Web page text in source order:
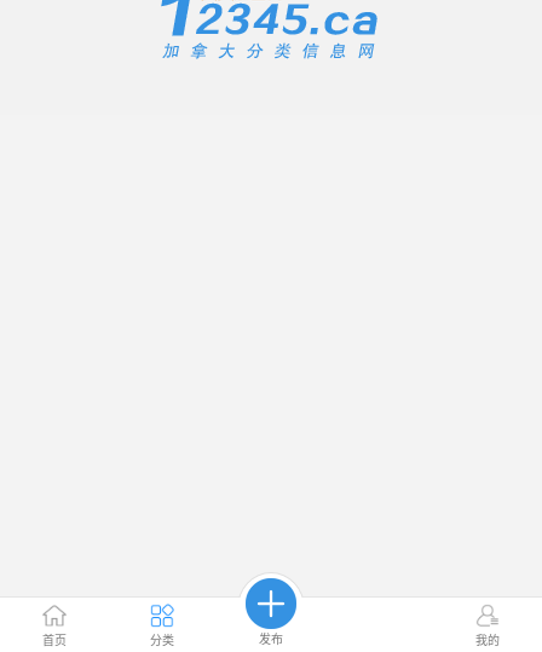
首页 分类 发布 我的